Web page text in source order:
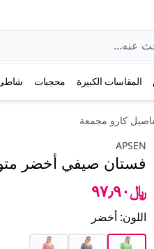
المقاسات الكبيرة محجبات
كارو مجمعة
APSEN
فستان صيفي أخضر
﷼٩٧٫٩٠
اللون: أخضر